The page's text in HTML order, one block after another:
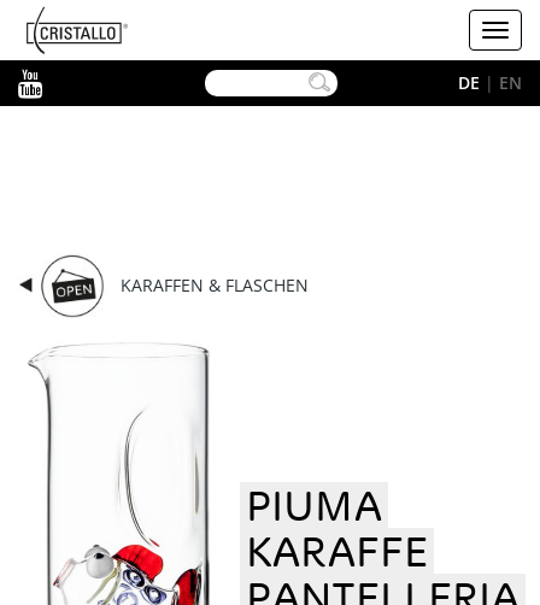
Cristallo
DE | EN
KARAFFEN & FLASCHEN
PIUMA
KARAFFE